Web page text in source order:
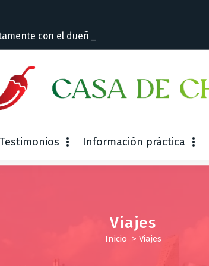
con el dueño
Testimonios Información práctica
Viajes
Inicio > Viajes